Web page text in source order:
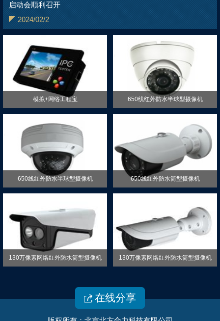
启动会顺利召开
2024/02/2
模拟+网络工程宝 650线红外防水半球型摄像机
650线红外防水半球型摄像机 650线红外防水筒型摄像机
130万像素网络红外防水筒型摄像机 130万像素网络红外防水筒型摄像机
 在线分享